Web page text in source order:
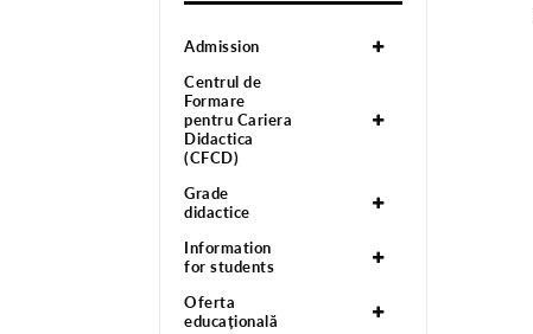
Admission
Centrul de
Formare
pentru Cariera
Didactica
(CFCD)
Grade
didactice
Information
for students
Oferta
educațională